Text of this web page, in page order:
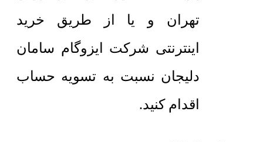
تهران و یا از طریق خرید
اینترنتی شرکت ایزوگام سامان
دلیجان نسبت به تسویه حساب
اقدام کنید.